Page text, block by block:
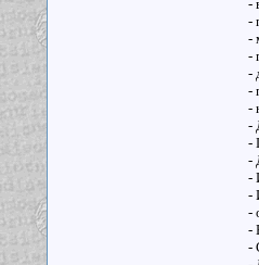
-
-
-
-
-
-
-
-
-
-
-
-
-
-
-